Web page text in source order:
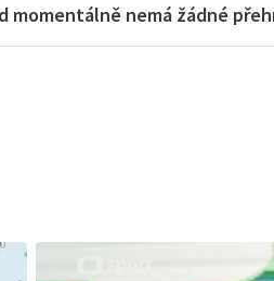
momentálně nemá žádné